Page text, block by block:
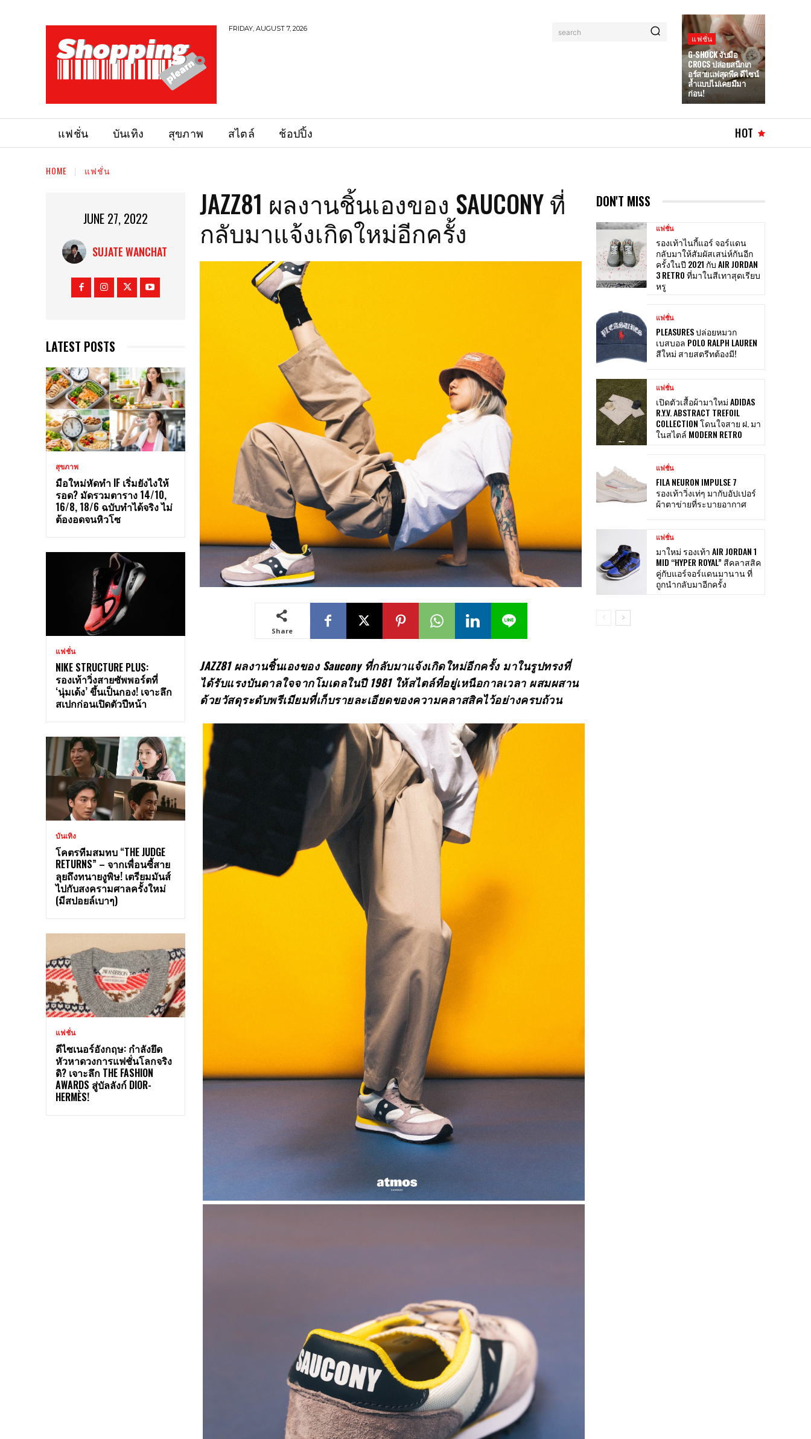
FRIDAY, AUGUST 7, 2026 search
แฟชั่น
G-SHOCK จับมือ
CROCS ปล่อยสนีกเก
อร์สายแฟสุดพีค ดีไซน์
ล้ำแบบไม่เคยมีมา
ก่อน!
แฟชั่น บันเทิง สุขภาพ สไตล์ ช้อปปิ้ง HOT
HOME แฟชั่น
JUNE 27, 2022
SUJATE WANCHAT
LATEST POSTS
สุขภาพ
มือใหม่หัดทำ IF เริ่มยังไงให้
รอด? มัดรวมตาราง 14/10,
16/8, 18/6 ฉบับทำได้จริง ไม่
ต้องอดจนหิวโซ
แฟชั่น
NIKE STRUCTURE PLUS:
รองเท้าวิ่งสายซัพพอร์ตที่
‘นุ่มเด้ง’ ขึ้นเป็นกอง! เจาะลึก
สเปกก่อนเปิดตัวปีหน้า
บันเทิง
โคตรทีมสมทบ “THE JUDGE
RETURNS” – จากเพื่อนซี้สาย
ลุยถึงทนายงูพิษ! เตรียมมันส์
ไปกับสงครามศาลครั้งใหม่
(มีสปอยล์เบาๆ)
แฟชั่น
ดีไซเนอร์อังกฤษ: กำลังยึด
หัวหาดวงการแฟชั่นโลกจริง
ดิ? เจาะลึก THE FASHION
AWARDS สู่บัลลังก์ DIOR-
HERMÈS!
JAZZ81 ผลงานชิ้นเองของ SAUCONY ที่
กลับมาแจ้งเกิดใหม่อีกครั้ง
Share
JAZZ81ผลงานชิ้นเองของSauconyที่กลับมาแจ้งเกิดใหม่อีกครั้ง มาในรูปทรงที่
ได้รับแรงบันดาลใจจากโมเดลในปี1981 ให้สไตล์ที่อยู่เหนือกาลเวลา ผสมผสาน
ด้วยวัสดุระดับพรีเมียมที่เก็บรายละเอียดของความคลาสสิคไว้อย่างครบถ้วน
DON'T MISS
แฟชั่น
รองเท้าไนกี้แอร์ จอร์แดน
กลับมาให้สัมผัสเสน่ห์กันอีก
ครั้งในปี 2021 กับ AIR JORDAN
3 RETRO ที่มาในสีเทาสุดเรียบ
หรู
แฟชั่น
PLEASURES ปล่อยหมวก
เบสบอล POLO RALPH LAUREN
สีใหม่ สายสตรีทต้องมี!
แฟชั่น
เปิดตัวเสื้อผ้ามาใหม่ ADIDAS
R.Y.V. ABSTRACT TREFOIL
COLLECTION โดนใจสาย ฝ. มา
ในสไตล์ MODERN RETRO
แฟชั่น
FILA NEURON IMPULSE 7
รองเท้าวิ่งเท่ๆ มากับอัปเปอร์
ผ้าตาข่ายที่ระบายอากาศ
แฟชั่น
มาใหม่ รองเท้า AIR JORDAN 1
MID “HYPER ROYAL” สีคลาสสิค
คู่กับแอร์จอร์แดนมานาน ที่
ถูกนำกลับมาอีกครั้ง